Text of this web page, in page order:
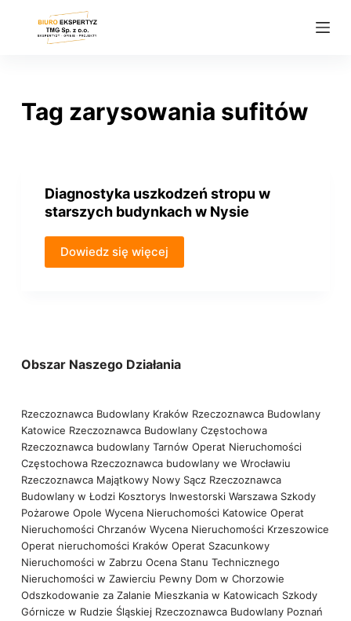
Tag zarysowania sufitów
Diagnostyka uszkodzeń stropu w
starszych budynkach w Nysie
Dowiedz się więcej
Obszar Naszego Działania
Rzeczoznawca Budowlany Kraków Rzeczoznawca Budowlany
Katowice Rzeczoznawca Budowlany Częstochowa
Rzeczoznawca budowlany Tarnów Operat Nieruchomości
Częstochowa Rzeczoznawca budowlany we Wrocławiu
Rzeczoznawca Majątkowy Nowy Sącz Rzeczoznawca
Budowlany w Łodzi Kosztorys Inwestorski Warszawa Szkody
Pożarowe Opole Wycena Nieruchomości Katowice Operat
Nieruchomości Chrzanów Wycena Nieruchomości Krzeszowice
Operat nieruchomości Kraków Operat Szacunkowy
Nieruchomości w Zabrzu Ocena Stanu Technicznego
Nieruchomości w Zawierciu Pewny Dom w Chorzowie
Odszkodowanie za Zalanie Mieszkania w Katowicach Szkody
Górnicze w Rudzie Śląskiej Rzeczoznawca Budowlany Poznań